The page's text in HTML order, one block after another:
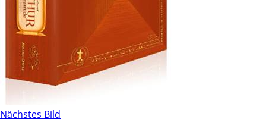
Nächstes Bild